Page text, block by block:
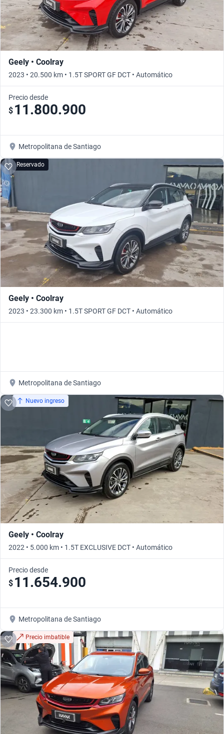
Geely • Coolray
2023 • 20.500 km • 1.5T SPORT GF DCT • Automático
Precio desde
$ 11.800.900
Metropolitana de Santiago
Reservado
Geely • Coolray
2023 • 23.300 km • 1.5T SPORT GF DCT • Automático
Metropolitana de Santiago
Nuevo ingreso
Geely • Coolray
2022 • 5.000 km • 1.5T EXCLUSIVE DCT • Automático
Precio desde
$ 11.654.900
Metropolitana de Santiago
Precio imbatible